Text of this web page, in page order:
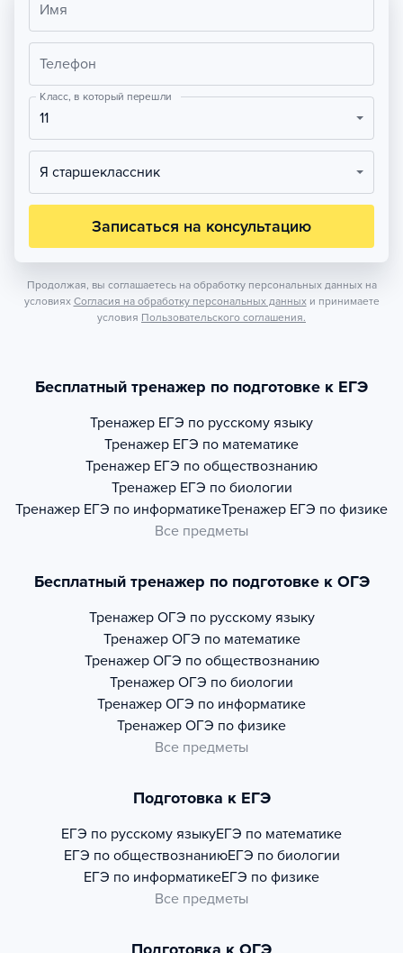
Имя
Телефон
Класс, в который перешли
11
Я старшеклассник
Записаться на консультацию
Продолжая, вы соглашаетесь на обработку персональных данных на
условиях Согласия на обработку персональных данных и принимаете
условия Пользовательского соглашения.
Бесплатный тренажер по подготовке к ЕГЭ
Тренажер ЕГЭ по русскому языку
Тренажер ЕГЭ по математике
Тренажер ЕГЭ по обществознанию
Тренажер ЕГЭ по биологии
Тренажер ЕГЭ по информатикеТренажер ЕГЭ по физике
Все предметы
Бесплатный тренажер по подготовке к ОГЭ
Тренажер ОГЭ по русскому языку
Тренажер ОГЭ по математике
Тренажер ОГЭ по обществознанию
Тренажер ОГЭ по биологии
Тренажер ОГЭ по информатике
Тренажер ОГЭ по физике
Все предметы
Подготовка к ЕГЭ
ЕГЭ по русскому языкуЕГЭ по математике
ЕГЭ по обществознаниюЕГЭ по биологии
ЕГЭ по информатикеЕГЭ по физике
Все предметы